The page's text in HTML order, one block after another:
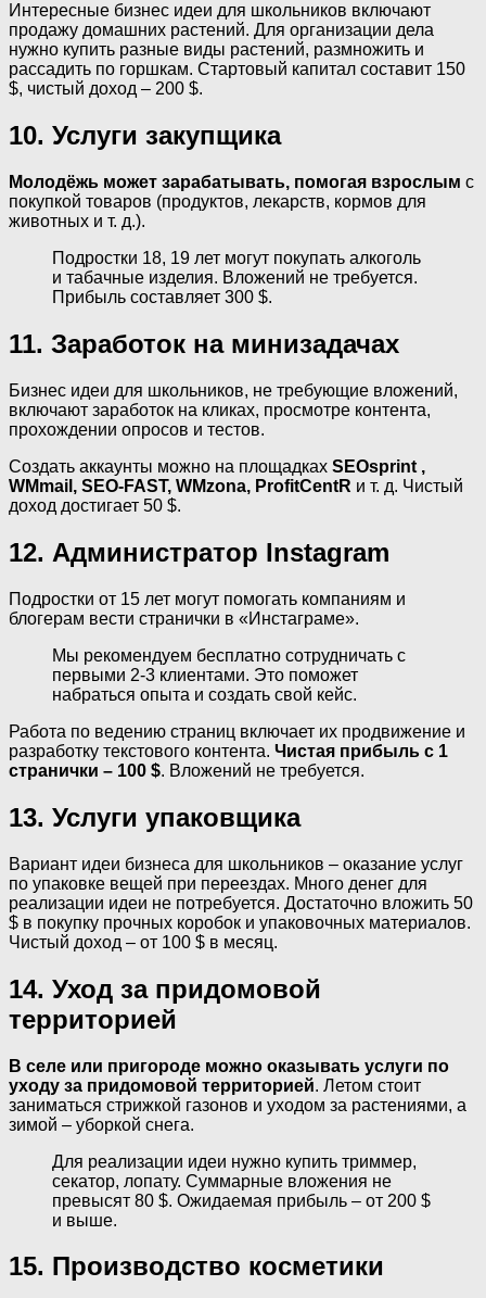
Интересные бизнес идеи для школьников включают
продажу домашних растений. Для организации дела
нужно купить разные виды растений, размножить и
рассадить по горшкам. Стартовый капитал составит 150
$, чистый доход – 200 $.
10. Услуги закупщика
Молодёжь может зарабатывать, помогая взрослым с
покупкой товаров (продуктов, лекарств, кормов для
животных и т. д.).
Подростки 18, 19 лет могут покупать алкоголь
и табачные изделия. Вложений не требуется.
Прибыль составляет 300 $.
11. Заработок на минизадачах
Бизнес идеи для школьников, не требующие вложений,
включают заработок на кликах, просмотре контента,
прохождении опросов и тестов.
Создать аккаунты можно на площадках SEOsprint ,
WMmail, SEO-FAST, WMzona, ProfitCentR и т. д. Чистый
доход достигает 50 $.
12. Администратор Instagram
Подростки от 15 лет могут помогать компаниям и
блогерам вести странички в «Инстаграме».
Мы рекомендуем бесплатно сотрудничать с
первыми 2-3 клиентами. Это поможет
набраться опыта и создать свой кейс.
Работа по ведению страниц включает их продвижение и
разработку текстового контента. Чистая прибыль с 1
странички – 100 $. Вложений не требуется.
13. Услуги упаковщика
Вариант идеи бизнеса для школьников – оказание услуг
по упаковке вещей при переездах. Много денег для
реализации идеи не потребуется. Достаточно вложить 50
$ в покупку прочных коробок и упаковочных материалов.
Чистый доход – от 100 $ в месяц.
14. Уход за придомовой
территорией
В селе или пригороде можно оказывать услуги по
уходу за придомовой территорией. Летом стоит
заниматься стрижкой газонов и уходом за растениями, а
зимой – уборкой снега.
Для реализации идеи нужно купить триммер,
секатор, лопату. Суммарные вложения не
превысят 80 $. Ожидаемая прибыль – от 200 $
и выше.
15. Производство косметики